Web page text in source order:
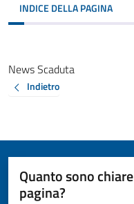
INDICE DELLA PAGINA
News Scaduta
Indietro
Quanto sono
pagina?